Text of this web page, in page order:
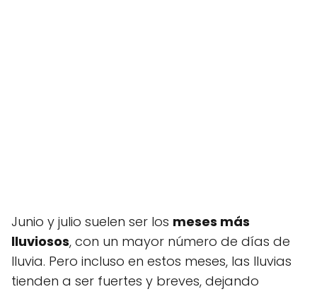
Junio y julio suelen ser los meses más
lluviosos, con un mayor número de días de
lluvia. Pero incluso en estos meses, las lluvias
tienden a ser fuertes y breves, dejando